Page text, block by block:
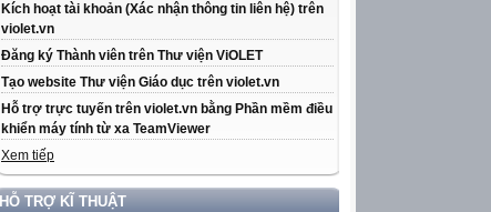
Kích hoạt tài khoản (Xác nhận thông tin liên hệ) trên
violet.vn
Đăng ký Thành viên trên Thư viện ViOLET
Tạo website Thư viện Giáo dục trên violet.vn
Hỗ trợ trực tuyến trên violet.vn bằng Phần mềm điều
khiển máy tính từ xa TeamViewer
Xem tiếp
HỖ TRỢ KĨ THUẬT